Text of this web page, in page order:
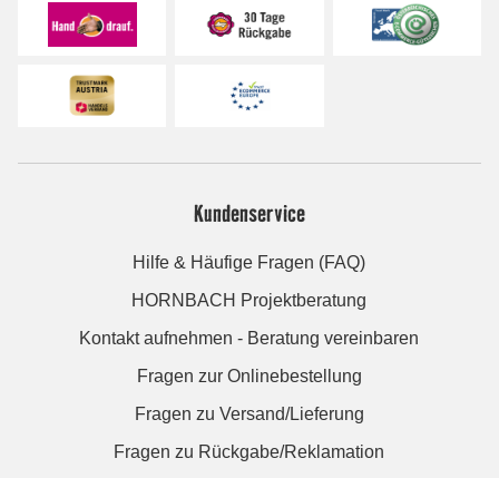
Kundenservice
Hilfe & Häufige Fragen (FAQ)
HORNBACH Projektberatung
Kontakt aufnehmen - Beratung vereinbaren
Fragen zur Onlinebestellung
Fragen zu Versand/Lieferung
Fragen zu Rückgabe/Reklamation